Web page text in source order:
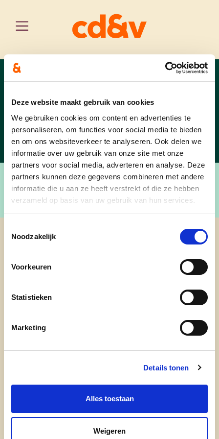
Deze website maakt gebruik van cookies
We gebruiken cookies om content en advertenties te
personaliseren, om functies voor social media te bieden
en om ons websiteverkeer te analyseren. Ook delen we
informatie over uw gebruik van onze site met onze
partners voor social media, adverteren en analyse. Deze
partners kunnen deze gegevens combineren met andere
informatie die u aan ze heeft verstrekt of die ze hebben
verzameld op basis van uw gebruik van hun services.
Noodzakelijk
Voorkeuren
Statistieken
Marketing
Details tonen
Alles toestaan
Weigeren
home
west-vlaanderen tielt
onze mensen
onze mensen
contact